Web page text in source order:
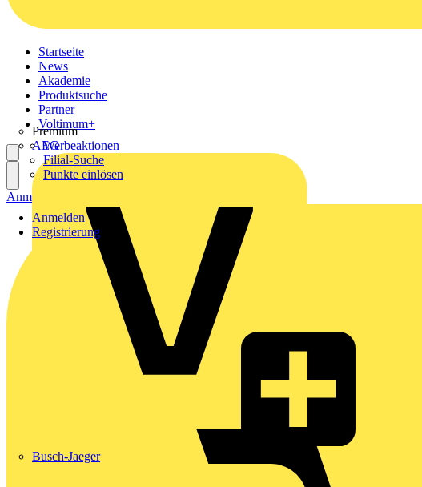
Startseite
News
Akademie
Produktsuche
Partner
Premium
AEG
Busch-Jaeger
Voltimum+
Werbeaktionen
Filial-Suche
Punkte einlösen
Anmelden
Registrierung
Anmelden